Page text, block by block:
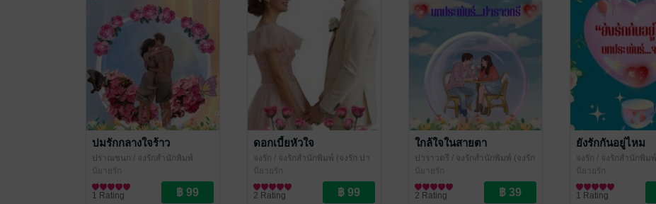
ปมรักกลางใจร้าว
ปราณชนก / จงรักสำนักพิมพ์
(จงรัก ปาราวตรี หยาดน้ำค้าง
ปราณชนก)
นิยายรัก
1 Rating
ดอกเบี้ยหัวใจ
จงรัก / จงรักสำนักพิมพ์ (จงรัก ปา
ราวตรี หยาดน้ำค้าง ปราณชนก)
นิยายรัก
2 Rating
ใกล้ใจในสายตา
ปาราวตรี / จงรักสำนักพิมพ์ (จงรัก
ปาราวตรี หยาดน้ำค้าง ปราณ
ชนก)
นิยายรัก
2 Rating
ยังรักกันอยู่ไหม
จงรัก / จงรักสำนักพิม
ราวตรี หยาดน้ำค้าง
นิยายรัก
1 Rating